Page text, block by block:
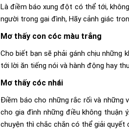
Là điềm báo xung đột có thể tới,
người trong gai đình, Hãy cảnh giác
Mơ thấy con cóc màu trắng
Cho biết bạn sẽ phải gánh chịu những
tới lời ăn tiếng nói và hành động hay
Mơ thấy cóc nhái
Điềm báo cho những rắc rối và
cho gia đình những điều không thuận
chuyện thì chắc chắn có thể giải quyết